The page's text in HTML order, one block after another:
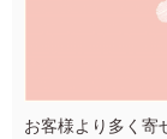
お客様より多く寄